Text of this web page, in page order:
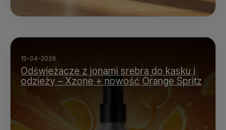
15-04-2026
Odświeżacze z jonami srebra do kasku i
odzieży – Xzone + nowość Orange Spritz